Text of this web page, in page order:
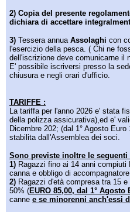
2) Copia del presente
dichiara di accettare
3) Tessera annua Assolaghi con
l'esercizio della pesca. ( Chi ne
dell'iscrizione deve comunicarne il
E' possibile iscriversi presso la
chiusura e negli orari d'ufficio.
TARIFFE :
La tariffa per l'anno 2026 e' stata
della polizza assicurativa),ed e'
Dicembre 202; (dal 1° Agosto
stabilita dall'Assemblea dei soci.
Sono previste inoltre le seguenti
1) Ragazzi fino ai 14 anni
canna e obbligo di
2) Ragazzi d'età compresa tra 15
50% (EURO 85,00, dal 1° Agosto
canne e se minorenni anch'essi